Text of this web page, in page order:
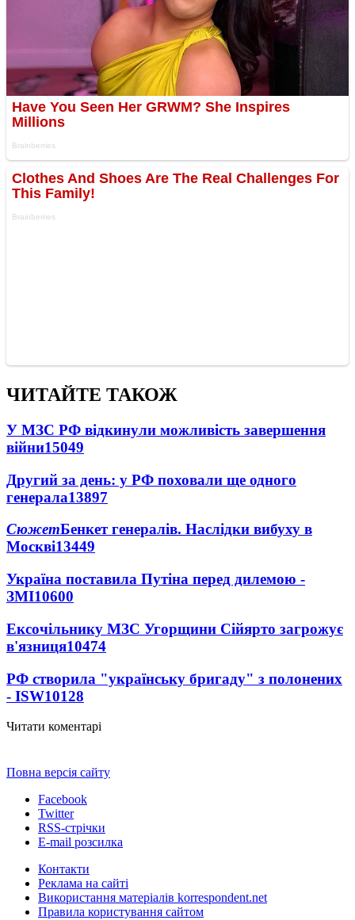
ЧИТАЙТЕ ТАКОЖ
У МЗС РФ відкинули можливість завершення
війни15049
Другий за день: у РФ поховали ще одного
генерала13897
СюжетБенкет генералів. Наслідки вибуху в
Москві13449
Україна поставила Путіна перед дилемою -
ЗМІ10600
Ексочільнику МЗС Угорщини Сійярто загрожує
в'язниця10474
РФ створила "українську бригаду" з полонених
- ISW10128
Читати коментарі
Повна версія сайту
Facebook
Twitter
RSS-стрічки
E-mail розсилка
Контакти
Реклама на сайті
Використання матеріалів korrespondent.net
Правила користування сайтом